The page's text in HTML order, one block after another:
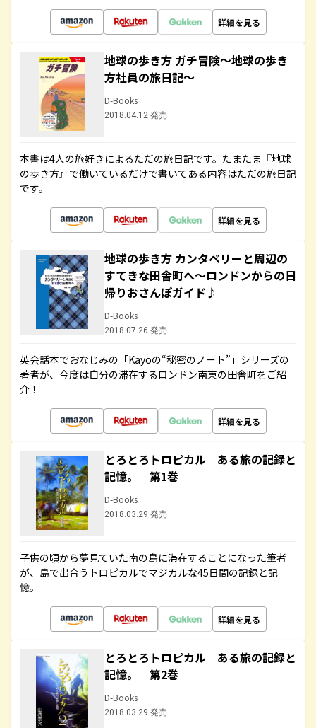
詳細を見る
地球の歩き方 ガチ冒険～地球の歩き
方社員の旅日記～
D-Books
2018.04.12 発売
本書は4人の旅好きによるただの旅日記です。たまたま『地球
の歩き方』で働いているだけで書いてある内容はただの旅日記
です。
詳細を見る
地球の歩き方 カンタベリーと周辺の
すてきな田舎町へ～ロンドンからの日
帰りおさんぽガイド♪
D-Books
2018.07.26 発売
英会話本でおなじみの「Kayoの“秘密のノート”」シリーズの
著者が、今度は自分の滞在するロンドン南東の田舎町をご紹
介！
詳細を見る
とろとろトロピカル ある旅の記録と
記憶。 第1巻
D-Books
2018.03.29 発売
子供の頃から夢見ていた南の島に滞在することになった筆者
が、島で出合うトロピカルでマジカルな45日間の記録と記
憶。
詳細を見る
とろとろトロピカル ある旅の記録と
記憶。 第2巻
D-Books
2018.03.29 発売